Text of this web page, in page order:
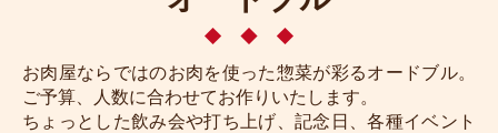
お肉屋ならではのお肉を使った惣菜が彩るオードブル。
ご予算、人数に合わせてお作りいたします。
ちょっとした飲み会や打ち上げ、記念日、各種イベント